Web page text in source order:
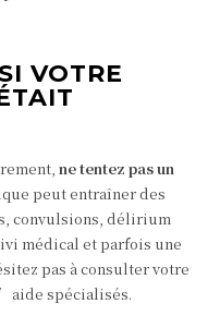
VOTRE
ne tentez pas un
peut entraîner des
convulsions, délirium
médical et parfois une
pas à consulter votre
spécialisés.